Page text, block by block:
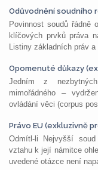
Odůvodnění soudního
Povinnost soudů řádně
klíčových prvků práva
Listiny základních práv
Opomenuté důkazy
Jedním z
mimořádného –
ovládání věci (corpus
Právo EU (exkluzivně
Odmítl-li Nejvyšší
vztahu k její námitce
uvedené otázce není